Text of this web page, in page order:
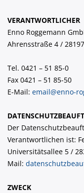
VERANTWORTLICHER
Enno Roggemann
Ahrensstraße 4 /
Tel. 0421 – 51 85-0
Fax 0421 – 51 85-50
E-Mail: email@enno-
Der
Verantwortlichen ist:
Universitätsallee 5 /
Mail:
ZWECK